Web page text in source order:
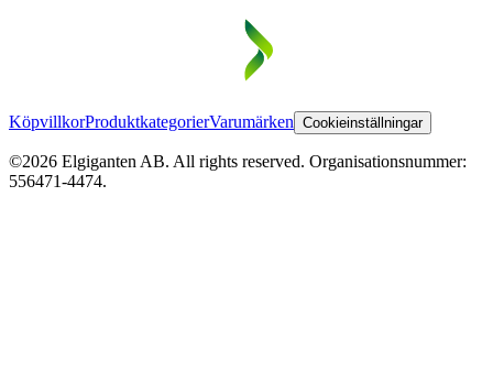
KöpvillkorProduktkategorierVarumärken Cookieinställningar
©2026 Elgiganten AB. All rights reserved. Organisationsnummer:
556471-4474.